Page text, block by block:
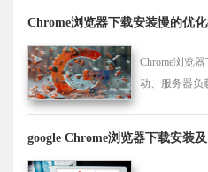
Chrome浏览器下载安装慢的优
Chrome浏览
动、服务器负
速下载安装过
google Chrome浏览器下载安装